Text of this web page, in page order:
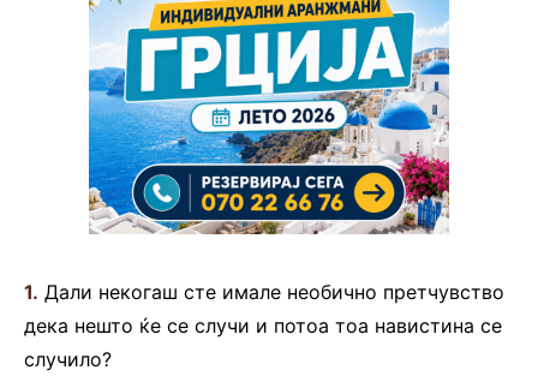
1. Дали некогаш сте имале необично претчувство
дека нешто ќе се случи и потоа тоа навистина се
случило?